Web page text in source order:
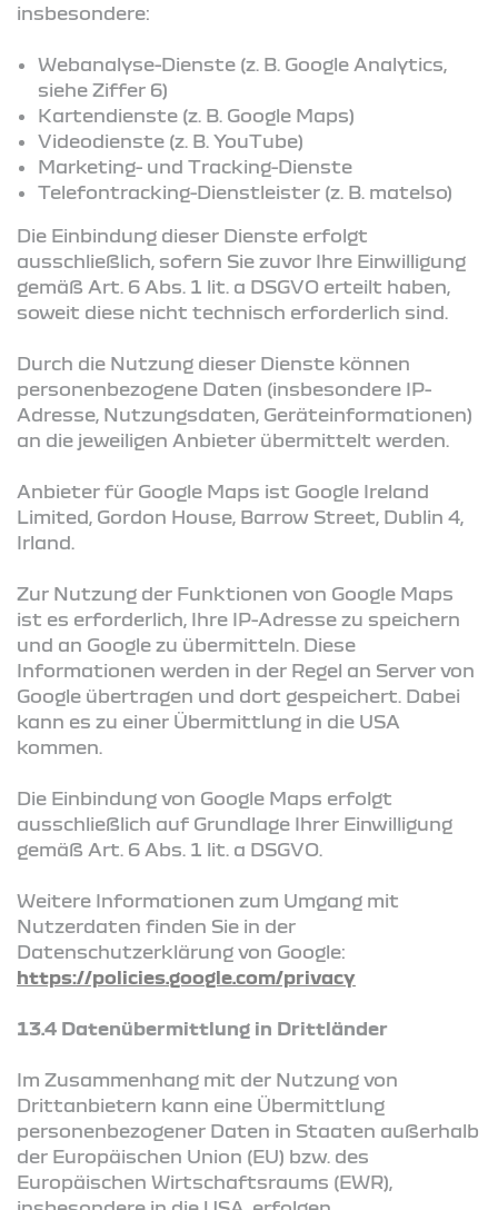
insbesondere:
Webanalyse-Dienste (z. B. Google Analytics,
siehe Ziffer 6)
Kartendienste (z. B. Google Maps)
Videodienste (z. B. YouTube)
Marketing- und Tracking-Dienste
Telefontracking-Dienstleister (z. B. matelso)
Die Einbindung dieser Dienste erfolgt
ausschließlich, sofern Sie zuvor Ihre Einwilligung
gemäß Art. 6 Abs. 1 lit. a DSGVO erteilt haben,
soweit diese nicht technisch erforderlich sind.
Durch die Nutzung dieser Dienste können
personenbezogene Daten (insbesondere IP-
Adresse, Nutzungsdaten, Geräteinformationen)
an die jeweiligen Anbieter übermittelt werden.
Anbieter für Google Maps ist Google Ireland
Limited, Gordon House, Barrow Street, Dublin 4,
Irland.
Zur Nutzung der Funktionen von Google Maps
ist es erforderlich, Ihre IP-Adresse zu speichern
und an Google zu übermitteln. Diese
Informationen werden in der Regel an Server von
Google übertragen und dort gespeichert. Dabei
kann es zu einer Übermittlung in die USA
kommen.
Die Einbindung von Google Maps erfolgt
ausschließlich auf Grundlage Ihrer Einwilligung
gemäß Art. 6 Abs. 1 lit. a DSGVO.
Weitere Informationen zum Umgang mit
Nutzerdaten finden Sie in der
Datenschutzerklärung von Google:
https://policies.google.com/privacy
13.4 Datenübermittlung in Drittländer
Im Zusammenhang mit der Nutzung von
Drittanbietern kann eine Übermittlung
personenbezogener Daten in Staaten außerhalb
der Europäischen Union (EU) bzw. des
Europäischen Wirtschaftsraums (EWR),